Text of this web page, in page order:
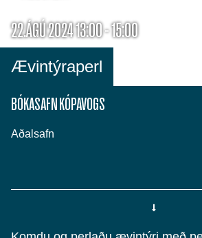
22.ÁGÚ 2024 13:00 - 15:00
Ævintýraperl
BÓKASAFN KÓPAVOGS
Aðalsafn